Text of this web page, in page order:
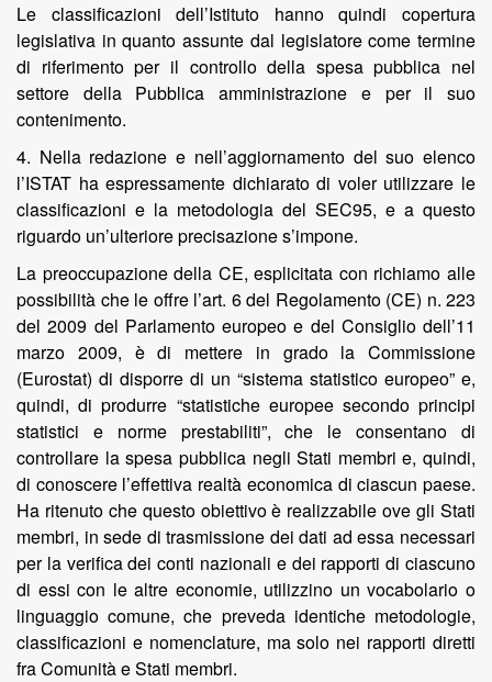
Le classificazioni dell’Istituto hanno quindi copertura
legislativa in quanto assunte dal legislatore come termine
di riferimento per il controllo della spesa pubblica nel
settore della Pubblica amministrazione e per il suo
contenimento.
4. Nella redazione e nell’aggiornamento del suo elenco
l’ISTAT ha espressamente dichiarato di voler utilizzare le
classificazioni e la metodologia del SEC95, e a questo
riguardo un’ulteriore precisazione s’impone.
La preoccupazione della CE, esplicitata con richiamo alle
possibilità che le offre l’art. 6 del Regolamento (CE) n. 223
del 2009 del Parlamento europeo e del Consiglio dell’11
marzo 2009, è di mettere in grado la Commissione
(Eurostat) di disporre di un “sistema statistico europeo” e,
quindi, di produrre “statistiche europee secondo principi
statistici e norme prestabiliti”, che le consentano di
controllare la spesa pubblica negli Stati membri e, quindi,
di conoscere l’effettiva realtà economica di ciascun paese.
Ha ritenuto che questo obiettivo è realizzabile ove gli Stati
membri, in sede di trasmissione dei dati ad essa necessari
per la verifica dei conti nazionali e dei rapporti di ciascuno
di essi con le altre economie, utilizzino un vocabolario o
linguaggio comune, che preveda identiche metodologie,
classificazioni e nomenclature, ma solo nei rapporti diretti
fra Comunità e Stati membri.